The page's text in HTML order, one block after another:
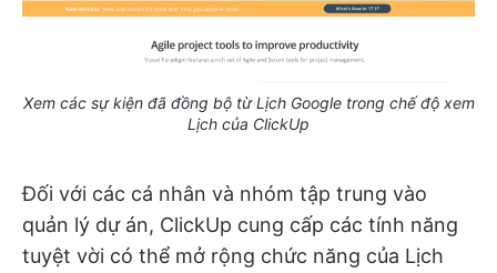
Xem các sự kiện đã đồng bộ từ Lịch Google trong chế độ xem
Lịch của ClickUp
Đối với các cá nhân và nhóm tập trung vào
quản lý dự án, ClickUp cung cấp các tính năng
tuyệt vời có thể mở rộng chức năng của Lịch